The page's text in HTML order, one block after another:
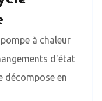
à chaleur
d'état
décompose en